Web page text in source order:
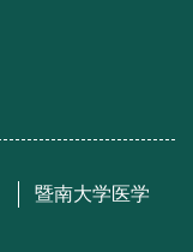
暨南大学医学